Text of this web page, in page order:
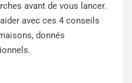
avant de vous lancer.
avec ces 4 conseils
donnés